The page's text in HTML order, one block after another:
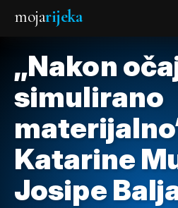
mojarijeka
„Nakon
simulirano
Katarine
Josipe